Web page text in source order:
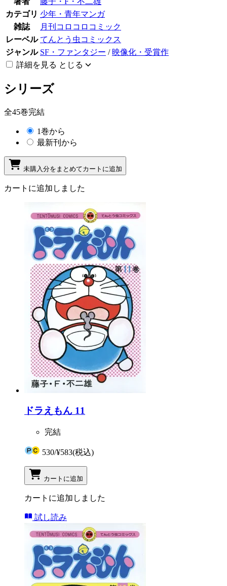
カテゴリ 少年・青年マンガ
雑誌
月刊コロコロコミック
レーベル てんとう虫コミックス
ジャンル SF・ファンタジー / 映像化・受賞作
詳細を見る とじる
シリーズ
全45巻完結
1巻から
最新刊から
未購入分をまとめてカートに追加
カートに追加しました
ドラえもん 11
完結
530/¥583(税込)
カートに追加
カートに追加しました
試し読み